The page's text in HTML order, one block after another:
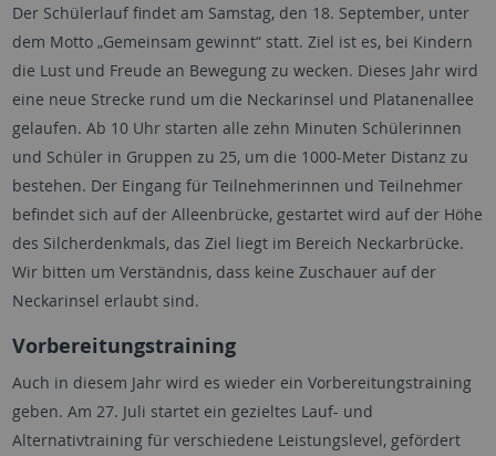
Der Schülerlauf findet am Samstag, den 18. September, unter
dem Motto „Gemeinsam gewinnt“ statt. Ziel ist es, bei Kindern
die Lust und Freude an Bewegung zu wecken. Dieses Jahr wird
eine neue Strecke rund um die Neckarinsel und Platanenallee
gelaufen. Ab 10 Uhr starten alle zehn Minuten Schülerinnen
und Schüler in Gruppen zu 25, um die 1000-Meter Distanz zu
bestehen. Der Eingang für Teilnehmerinnen und Teilnehmer
befindet sich auf der Alleenbrücke, gestartet wird auf der Höhe
des Silcherdenkmals, das Ziel liegt im Bereich Neckarbrücke.
Wir bitten um Verständnis, dass keine Zuschauer auf der
Neckarinsel erlaubt sind.
Vorbereitungstraining
Auch in diesem Jahr wird es wieder ein Vorbereitungstraining
geben. Am 27. Juli startet ein gezieltes Lauf- und
Alternativtraining für verschiedene Leistungslevel, gefördert